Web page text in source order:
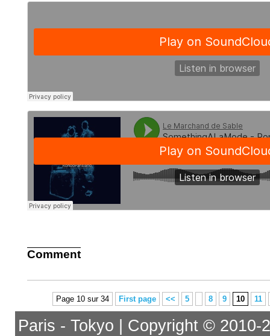
Comment
Page 10 sur 34 First page << 5 8 9 10 11
Paris - Tokyo | Copyright ©